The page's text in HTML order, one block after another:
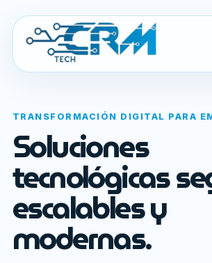
TRANSFORMACIÓN DIGITAL PARA
Soluciones
tecnológicas
escalables y
modernas.